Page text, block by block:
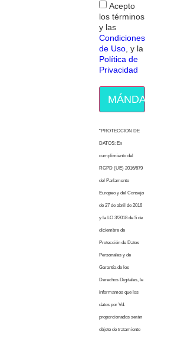
Acepto
los términos
y las
Condiciones
de Uso , y la
Política de
Privacidad
MÁNDAME
“PROTECCION DE
DATOS: En
cumplimiento del
RGPD (UE) 2016/679
del Parlamento
Europeo y del Consejo
de 27 de abril de 2016
y la LO 3/2018 de 5 de
diciembre de
Protección de Datos
Personales y de
Garantía de los
Derechos Digitales, le
informamos que los
datos por Vd.
proporcionados serán
objeto de tratamiento